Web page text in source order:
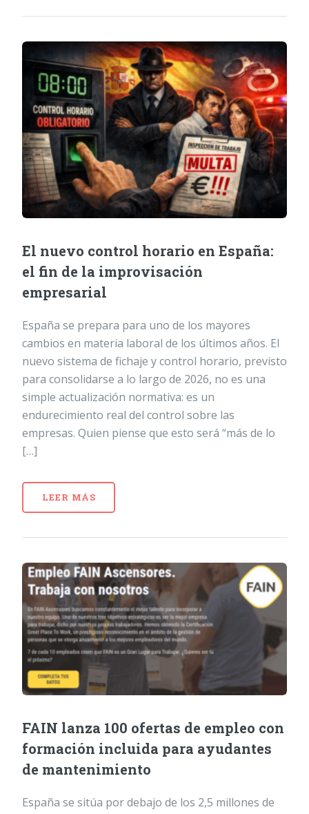
El nuevo control horario en España:
el fin de la improvisación
empresarial
España se prepara para uno de los mayores
cambios en materia laboral de los últimos años. El
nuevo sistema de fichaje y control horario, previsto
para consolidarse a lo largo de 2026, no es una
simple actualización normativa: es un
endurecimiento real del control sobre las
empresas. Quien piense que esto será “más de lo
[…]
LEER MÁS
FAIN lanza 100 ofertas de empleo con
formación incluida para ayudantes
de mantenimiento
España se sitúa por debajo de los 2,5 millones de